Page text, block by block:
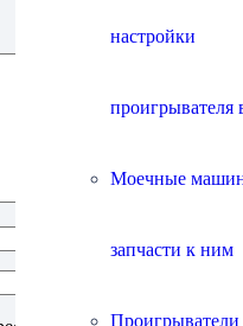
настройки
проигрывателя
Моечные
запчасти к ним